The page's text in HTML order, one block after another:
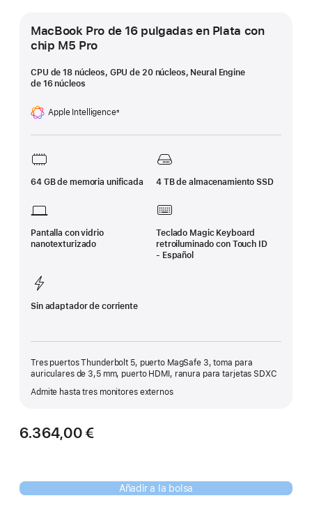
MacBook Pro de 16 pulgadas en Plata con
chip M5 Pro
CPU de 18 núcleos, GPU de 20 núcleos, Neural Engine
de 16 núcleos
Apple Intelligence
Nota
de
±
64 GB de memoria unificada 4 TB de almacenamiento SSD
Pantalla con vidrio
nanotexturizado
Teclado Magic Keyboard
retroiluminado con Touch ID
- Español
Sin adaptador de corriente
Tres puertos Thunderbolt 5, puerto MagSafe 3, toma para
auriculares de 3,5 mm, puerto HDMI, ranura para tarjetas SDXC
Admite hasta tres monitores externos
6.364,00 €
Añadir a la bolsa